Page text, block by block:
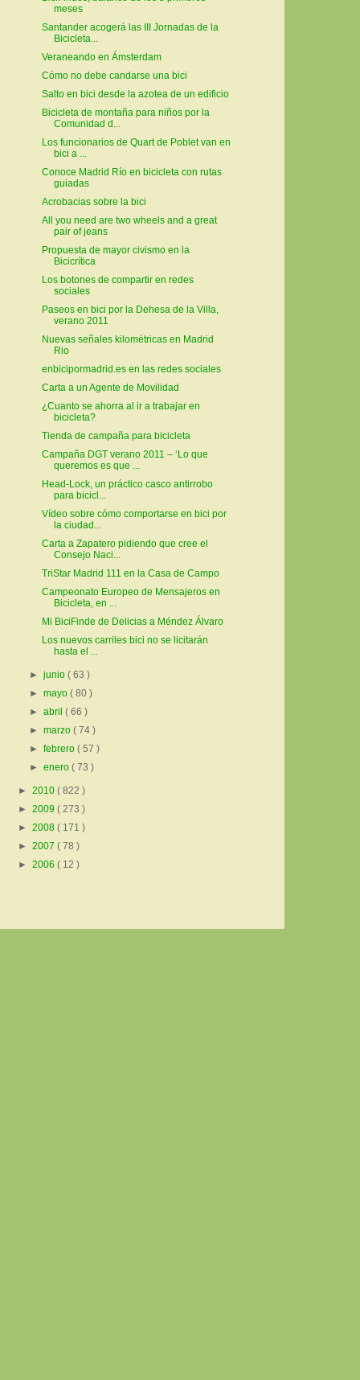
meses
Santander acogerá las III Jornadas de la
Bicicleta...
Veraneando en Ámsterdam
Cómo no debe candarse una bici
Salto en bici desde la azotea de un edificio
Bicicleta de montaña para niños por la
Comunidad d...
Los funcionarios de Quart de Poblet van en
bici a ...
Conoce Madrid Río en bicicleta con rutas
guiadas
Acrobacias sobre la bici
All you need are two wheels and a great
pair of jeans
Propuesta de mayor civismo en la
Bicicrítica
Los botones de compartir en redes
sociales
Paseos en bici por la Dehesa de la Villa,
verano 2011
Nuevas señales kilométricas en Madrid
Rio
enbicipormadrid.es en las redes sociales
Carta a un Agente de Movilidad
¿Cuanto se ahorra al ir a trabajar en
bicicleta?
Tienda de campaña para bicicleta
Campaña DGT verano 2011 – ‘Lo que
queremos es que ...
Head-Lock, un práctico casco antirrobo
para bicicl...
Vídeo sobre cómo comportarse en bici por
la ciudad...
Carta a Zapatero pidiendo que cree el
Consejo Naci...
TriStar Madrid 111 en la Casa de Campo
Campeonato Europeo de Mensajeros en
Bicicleta, en ...
Mi BiciFinde de Delicias a Méndez Álvaro
Los nuevos carriles bici no se licitarán
hasta el ...
►junio( 63 )
►mayo( 80 )
►abril( 66 )
►marzo( 74 )
►febrero( 57 )
►enero( 73 )
► 2010 ( 822 )
► 2009 ( 273 )
► 2008 ( 171 )
► 2007 ( 78 )
► 2006 ( 12 )